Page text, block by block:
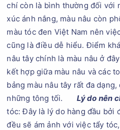
chí còn là bình thường đối với
xúc ánh nắng, màu nâu còn
màu tóc đen Việt Nam nên
cũng là điều dễ hiểu. Điểm
nâu tây chính là màu nâu ở
kết hợp giữa màu nâu và các
bảng màu nâu tây rất đa
những tông tối.
Lý do nên
tóc: Đây là lý do hàng đầu bởi
đều sẽ ám ảnh với việc tẩy